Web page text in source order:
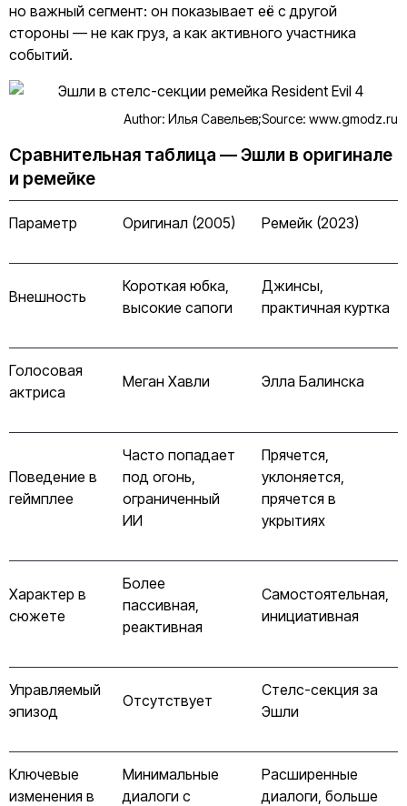
но важный сегмент: он показывает её с другой
стороны — не как груз, а как активного участника
событий.
Author: Илья Савельев;Source: www.gmodz.ru
Сравнительная таблица — Эшли в оригинале
и ремейке
Параметр Оригинал (2005) Ремейк (2023)
Внешность
Короткая юбка,
высокие сапоги
Джинсы,
практичная куртка
Голосовая
актриса
Меган Хавли Элла Балинска
Поведение в
геймплее
Часто попадает
под огонь,
ограниченный
ИИ
Прячется,
уклоняется,
прячется в
укрытиях
Характер в
сюжете
Более
пассивная,
реактивная
Самостоятельная,
инициативная
Управляемый
эпизод
Отсутствует
Стелс-секция за
Эшли
Ключевые
изменения в
Минимальные
диалоги с
Расширенные
диалоги, больше